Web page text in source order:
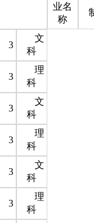
业名
称
3
文
科
3
理
科
3
文
科
3
理
科
3
文
科
3
理
科